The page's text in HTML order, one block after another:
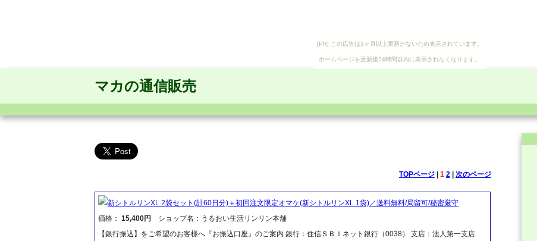
[PR] この広告は3ヶ月以上更新がないため表示されています。
ホームページを更新後24時間以内に表示されなくなります。
マカの通信販売
TOPページ| 1 2| 次のページ
新シトルリンXL 2袋セット(計60日分)＋初回注文限定オマケ(新シトルリンXL 1袋)／送料無料/局留可/秘密厳守
価格： 15,400円
ショップ名：うるおい生活リンリン本舗
【銀行振込】をご希望のお客様へ『お振込口座』のご案内 銀行：住信ＳＢＩネット銀行（0038） 支店：法人第一支店